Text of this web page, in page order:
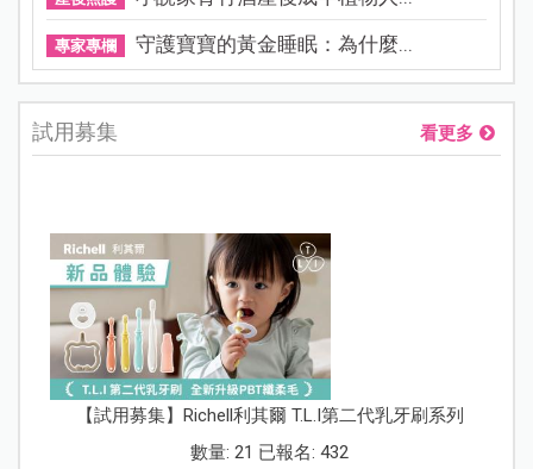
專家專欄 守護寶寶的黃金睡眠：為什麼...
試用募集 看更多
【試用募集】Richell利其爾 T.L.I第二代乳牙刷系列
數量: 21 已報名: 432